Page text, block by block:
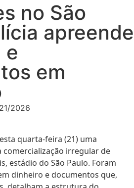
no São
apreende
e
em
2026
quarta-feira (21) uma
comercialização irregular de
estádio do São Paulo. Foram
dinheiro e documentos que,